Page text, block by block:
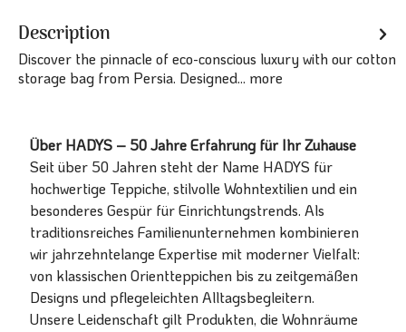
Description
Discover the pinnacle of eco-conscious luxury with our cotton
storage bag from Persia. Designed... more
Über HADYS – 50 Jahre Erfahrung für Ihr Zuhause
Seit über 50 Jahren steht der Name HADYS für
hochwertige Teppiche, stilvolle Wohntextilien und ein
besonderes Gespür für Einrichtungstrends. Als
traditionsreiches Familienunternehmen kombinieren
wir jahrzehntelange Expertise mit moderner Vielfalt:
von klassischen Orientteppichen bis zu zeitgemäßen
Designs und pflegeleichten Alltagsbegleitern.
Unsere Leidenschaft gilt Produkten, die Wohnräume